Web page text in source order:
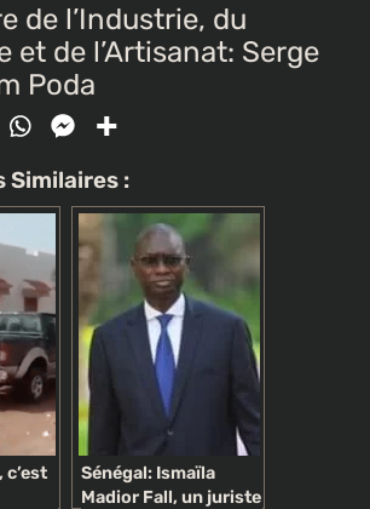
de l’Industrie, du
et de l’Artisanat: Serge
Poda
Similaires :
c’est
Sénégal: Ismaïla
Madior Fall, un juriste